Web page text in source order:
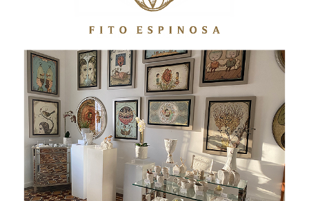
LA HERMOSA OSCURIDAD